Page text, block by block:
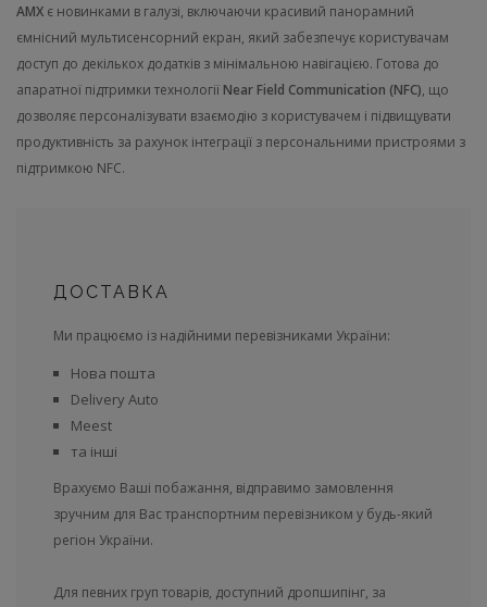
AMX є новинками в галузі, включаючи красивий панорамний
ємнісний мультисенсорний екран, який забезпечує користувачам
доступ до декількох додатків з мінімальною навігацією. Готова до
апаратної підтримки технології Near Field Communication (NFC), що
дозволяє персоналізувати взаємодію з користувачем і підвищувати
продуктивність за рахунок інтеграції з персональними пристроями з
підтримкою NFC.
ДОСТАВКА
Ми працюємо із надійними перевізниками України:
Нова пошта
Delivery Auto
Meest
та інші
Врахуємо Ваші побажання, відправимо замовлення
зручним для Вас транспортним перевізником у будь-який
регіон України.
Для певних груп товарів, доступний дропшипінг, за